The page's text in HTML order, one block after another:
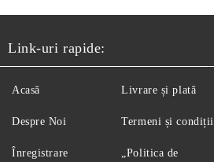
Link-uri rapide:
Acasă
Despre Noi
Înregistrare
Livrare și plată
Termeni și condiții
„Politica de